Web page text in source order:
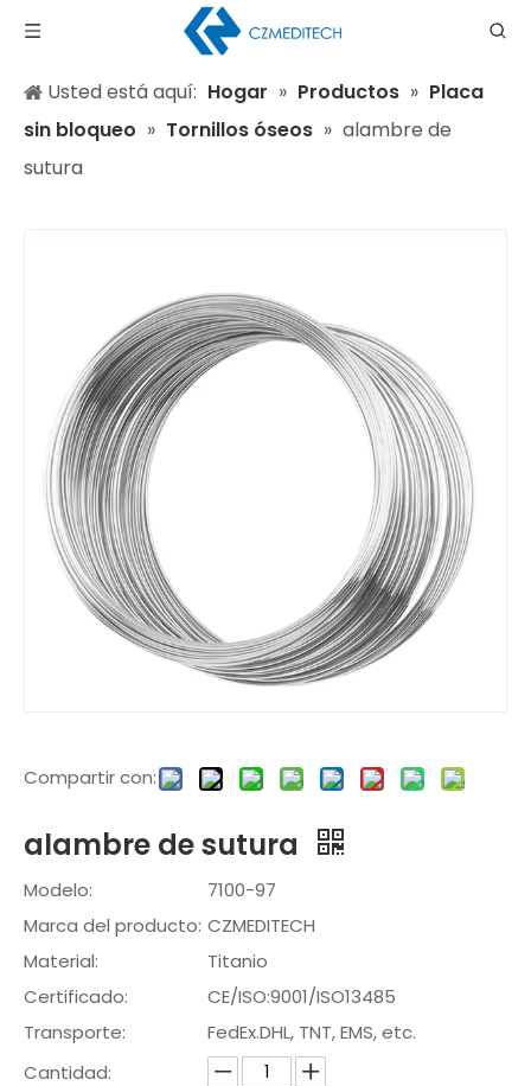
Usted está aquí: Hogar » Productos » Placa
sin bloqueo » Tornillos óseos » alambre de
sutura
Compartir con:
alambre de sutura
Modelo:
7100-97
Marca del producto: CZMEDITECH
Material:
Titanio
Certificado:
CE/ISO:9001/ISO13485
Transporte:
FedEx.DHL, TNT, EMS, etc.
Cantidad: